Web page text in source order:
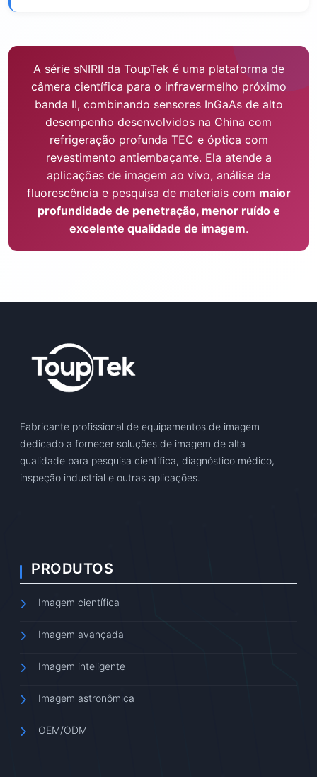
A série sNIRII da ToupTek é uma plataforma de
câmera científica para o infravermelho próximo
banda II, combinando sensores InGaAs de alto
desempenho desenvolvidos na China com
refrigeração profunda TEC e óptica com
revestimento antiembaçante. Ela atende a
aplicações de imagem ao vivo, análise de
fluorescência e pesquisa de materiais com maior
profundidade de penetração, menor ruído e
excelente qualidade de imagem.
Fabricante profissional de equipamentos de imagem
dedicado a fornecer soluções de imagem de alta
qualidade para pesquisa científica, diagnóstico médico,
inspeção industrial e outras aplicações.
PRODUTOS
Imagem científica
Imagem avançada
Imagem inteligente
Imagem astronômica
OEM/ODM